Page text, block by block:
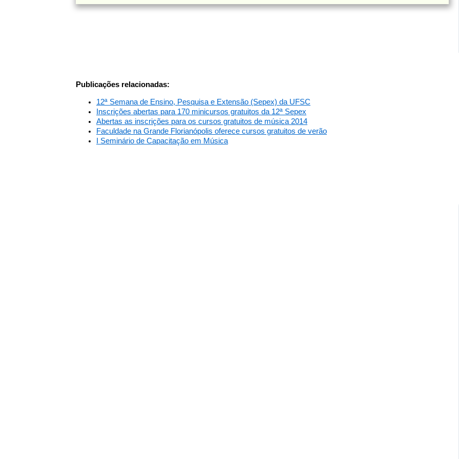
Publicações relacionadas:
12ª Semana de Ensino, Pesquisa e Extensão (Sepex) da UFSC
Inscrições abertas para 170 minicursos gratuitos da 12ª Sepex
Abertas as inscrições para os cursos gratuitos de música 2014
Faculdade na Grande Florianópolis oferece cursos gratuitos de verão
I Seminário de Capacitação em Música